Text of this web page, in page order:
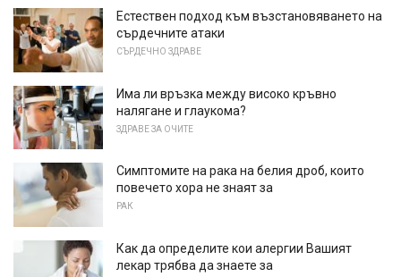
Естествен подход към възстановяването на
сърдечните атаки
СЪРДЕЧНО ЗДРАВЕ
Има ли връзка между високо кръвно
налягане и глаукома?
ЗДРАВЕ ЗА ОЧИТЕ
Симптомите на рака на белия дроб, които
повечето хора не знаят за
РАК
Как да определите кои алергии Вашият
лекар трябва да знаете за